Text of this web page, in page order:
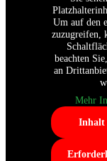
Um auf den
zuzugreifen,
beachten
an
Mehr
Inhalt